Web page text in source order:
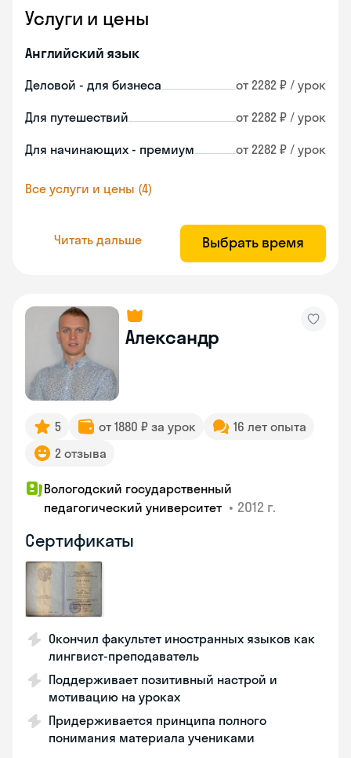
Услуги и цены
Английский язык
Деловой - для бизнеса от 2282 ₽ / урок
Для путешествий от 2282 ₽ / урок
Для начинающих - премиум от 2282 ₽ / урок
Все услуги и цены (4)
Читать дальше Выбрать время
Александр
5 от 1880 ₽ за урок
16 лет опыта
2 отзыва
Вологодский государственный
педагогический университет • 2012 г.
Сертификаты
Окончил факультет иностранных языков как
лингвист-преподаватель
Поддерживает позитивный настрой и
мотивацию на уроках
Придерживается принципа полного
понимания материала учениками